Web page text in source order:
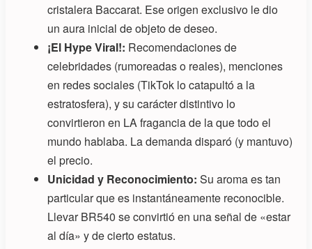
cristalera Baccarat. Ese origen exclusivo le dio
un aura inicial de objeto de deseo.
¡El Hype Viral!: Recomendaciones de
celebridades (rumoreadas o reales), menciones
en redes sociales (TikTok lo catapultó a la
estratosfera), y su carácter distintivo lo
convirtieron en LA fragancia de la que todo el
mundo hablaba. La demanda disparó (y mantuvo)
el precio.
Unicidad y Reconocimiento: Su aroma es tan
particular que es instantáneamente reconocible.
Llevar BR540 se convirtió en una señal de «estar
al día» y de cierto estatus.